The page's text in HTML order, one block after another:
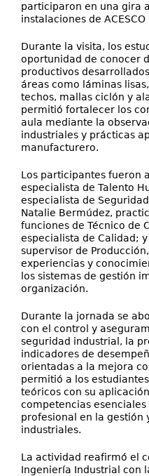
participaron en una gira
instalaciones de ACESCO
Durante la visita, los
oportunidad de conocer
productivos
áreas como láminas
techos, mallas ciclón y
permitió fortalecer los
aula mediante la
industriales y prácticas
manufacturero.
Los participantes fueron
especialista de Talento
especialista de
Natalie Bermúdez,
funciones de Técnico de
especialista de Calidad;
supervisor de
experiencias y
los sistemas de gestión
organización.
Durante la jornada se
con el control y
seguridad industrial, la
indicadores de
orientadas a la mejora
permitió a los
teóricos con su
competencias
profesional en la gestión
industriales.
La actividad reafirmó el
Ingeniería Industrial con